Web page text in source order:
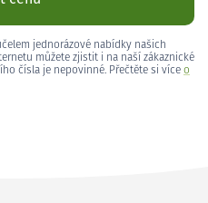
jednorázové nabídky našich
můžete zjistit i na naší zákaznické
čísla je nepovinné. Přečtěte si více o